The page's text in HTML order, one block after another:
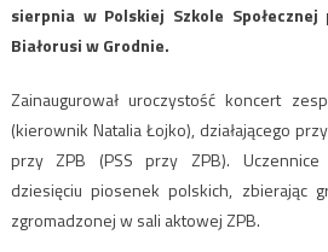
sierpnia w Polskiej Szkole
Białorusi w Grodnie.
Zainaugurował uroczystość koncert
(kierownik Natalia Łojko), działającego
przy ZPB (PSS przy ZPB). Uczennice
dziesięciu piosenek polskich, zbierając
zgromadzonej w sali aktowej ZPB.